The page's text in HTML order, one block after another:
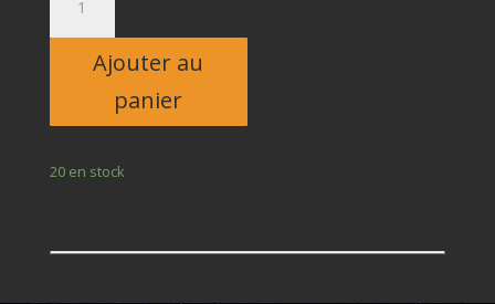
Adulte
Ajouter au
panier
20 en stock